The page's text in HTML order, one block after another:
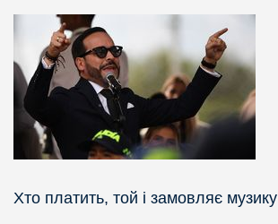
Хто платить, той і замовляє музику